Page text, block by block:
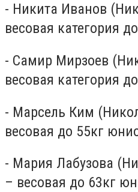
- Никита Иванов
весовая категория
- Самир Мирзоев
весовая категория
- Марсель Ким
весовая до 55кг
- Мария Лабузова
– весовая до 63кг